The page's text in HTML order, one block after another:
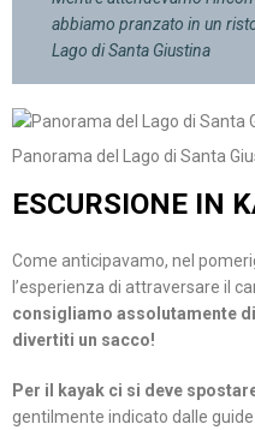
abbiamo pranzato in un
Lago di Santa Giustina
Panorama del Lago di Santa
ESCURSIONE IN
Come anticipavamo, nel
l’esperienza di attraversare il
consigliamo assolutamente
divertiti un sacco!
Per il kayak ci si deve
gentilmente indicato dalle guide